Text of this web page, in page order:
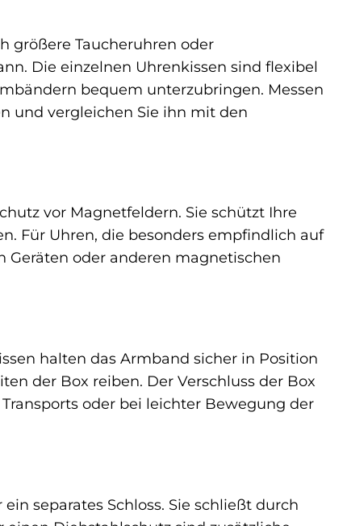
größere Taucheruhren oder
Die einzelnen Uhrenkissen sind flexibel
bequem unterzubringen. Messen
und vergleichen Sie ihn mit den
vor Magnetfeldern. Sie schützt Ihre
Für Uhren, die besonders empfindlich auf
Geräten oder anderen magnetischen
halten das Armband sicher in Position
der Box reiben. Der Verschluss der Box
oder bei leichter Bewegung der
separates Schloss. Sie schließt durch